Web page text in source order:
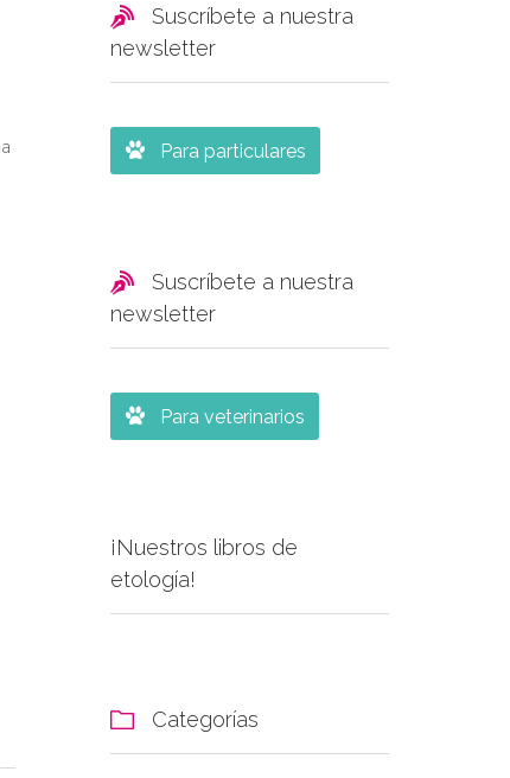

Suscríbete a nuestra
newsletter
 Para particulares

Suscríbete a nuestra
newsletter
 Para veterinarios
¡Nuestros libros de
etología!
 Categorías